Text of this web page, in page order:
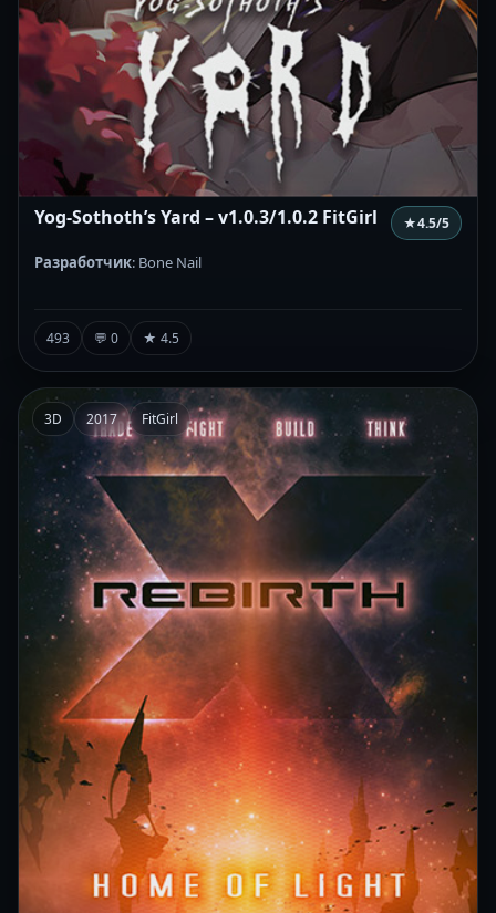
Yog-Sothoth’s Yard – v1.0.3/1.0.2 FitGirl ★4.5/5
Разработчик: Bone Nail
493 💬 0 ★ 4.5
3D 2017 FitGirl